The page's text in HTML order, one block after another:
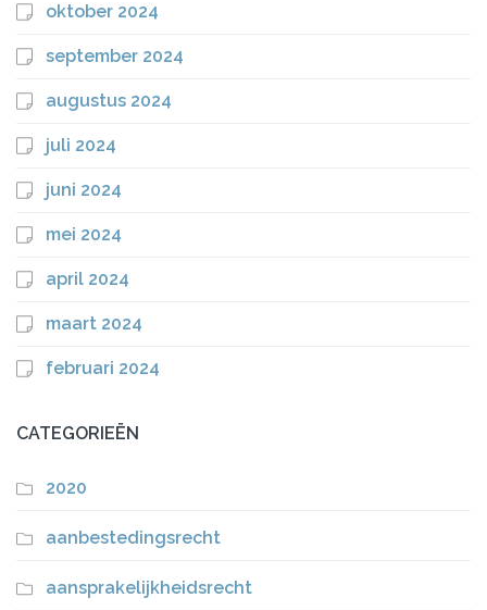
oktober 2024
september 2024
augustus 2024
juli 2024
juni 2024
mei 2024
april 2024
maart 2024
februari 2024
CATEGORIEËN
2020
aanbestedingsrecht
aansprakelijkheidsrecht